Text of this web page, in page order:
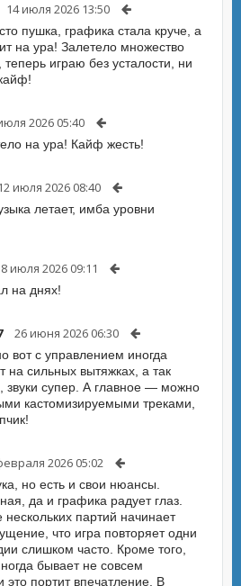
14 июля 2026 13:50
пушка, графика стала круче, а
на ура! Залетело множество
теперь играю без усталости, ни
2026 05:40
на ура! Кайф жесть!
июля 2026 08:40
летает, имба уровни
8 июля 2026 09:11
на днях!
26 июня 2026 06:30
вот с управлением иногда
на сильных вытяжках, а так
звуки супер. А главное — можно
кастомизируемыми треками,
2026 05:02
но есть и свои нюансы.
да и графика радует глаз.
партий начинает
что игра повторяет одни
слишком часто. Кроме того,
бывает не совсем
это портит впечатление. В